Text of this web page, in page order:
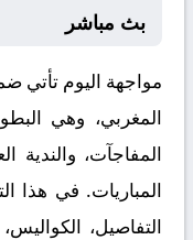
بث مباشر
مواجهة اليوم تأتي
المغربي، وهي
المفاجآت، والندية
المباريات. في هذا
التفاصيل،